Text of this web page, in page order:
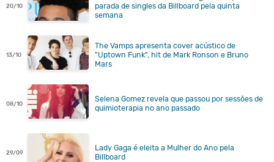
20/10
parada de singles da Billboard pela quinta
semana
13/10
The Vamps apresenta cover acústico de
"Uptown Funk", hit de Mark Ronson e Bruno
Mars
08/10
Selena Gomez revela que passou por sessões de
quimioterapia no ano passado
29/09
Lady Gaga é eleita a Mulher do Ano pela
Billboard